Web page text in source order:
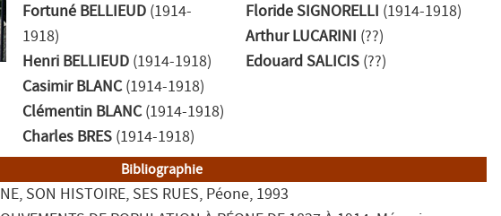
Fortuné BELLIEUD (1914-
1918)
Henri BELLIEUD (1914-1918)
Casimir BLANC(1914-1918)
Clémentin BLANC(1914-1918)
Charles BRES (1914-1918)
Floride SIGNORELLI (1914-1918)
Arthur LUCARINI (??)
Edouard SALICIS (??)
Bibliographie
SON HISTOIRE, SES RUES, Péone, 1993